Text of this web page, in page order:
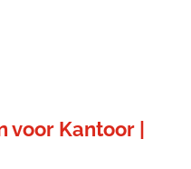
voor Kantoor |